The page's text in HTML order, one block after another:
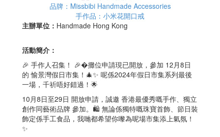
品牌：Missbibi Handmade Accessories
手作品：小米花開口戒
主辦單位： Handmade Hong Kong
活動簡介：
🎉 手作人召集！ 🎉�攤位申請現已開放，參加 12月8日
的 愉景灣假日市集！🎄✨ 呢係2024年假日市集系列最後
一場，千祈唔好錯過！🌟
10月8日至29日 開放申請，誠邀 香港最優秀嘅手作、獨立
創作同藝術品牌 參加。🛍️ 無論係獨特嘅珠寶首飾、節日裝
飾定係手工食品，我哋都希望你嚟為呢場市集添上氣氛！
✨